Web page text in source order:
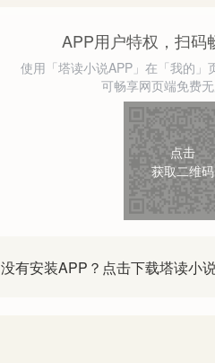
APP用户特权，扫码
使用「塔读小说APP」在「我的」
可畅享网页端免费
点击
获取二维码
没有安装APP？点击下载塔读小